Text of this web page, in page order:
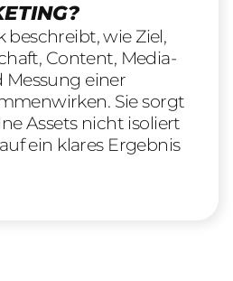
wie Ziel,
Content, Media-
einer
Sie sorgt
Assets nicht isoliert
ein klares Ergebnis